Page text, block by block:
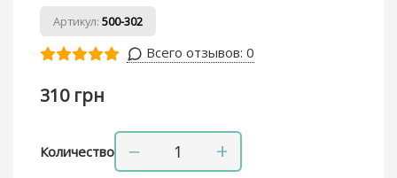
Артикул: 500-302
Всего отзывов: 0
310 грн
Количество − +